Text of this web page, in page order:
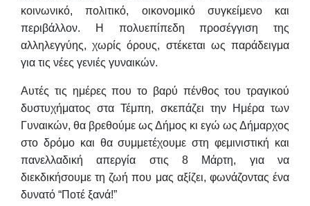
κοινωνικό, πολιτικό, οικονομικό συγκείμενο και
περιβάλλον. Η πολυεπίπεδη προσέγγιση της
αλληλεγγύης, χωρίς όρους, στέκεται ως παράδειγμα
για τις νέες γενιές γυναικών.
Αυτές τις ημέρες που το βαρύ πένθος του τραγικού
δυστυχήματος στα Τέμπη, σκεπάζει την Ημέρα των
Γυναικών, θα βρεθούμε ως Δήμος κι εγώ ως Δήμαρχος
στο δρόμο και θα συμμετέχουμε στη φεμινιστική και
πανελλαδική απεργία στις 8 Μάρτη, για να
διεκδικήσουμε τη ζωή που μας αξίζει, φωνάζοντας ένα
δυνατό “Ποτέ ξανά!”